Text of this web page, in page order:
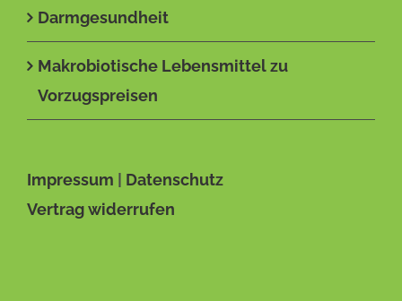
Darmgesundheit
Makrobiotische Lebensmittel zu
Vorzugspreisen
Impressum
Datenschutz
Vertrag widerrufen